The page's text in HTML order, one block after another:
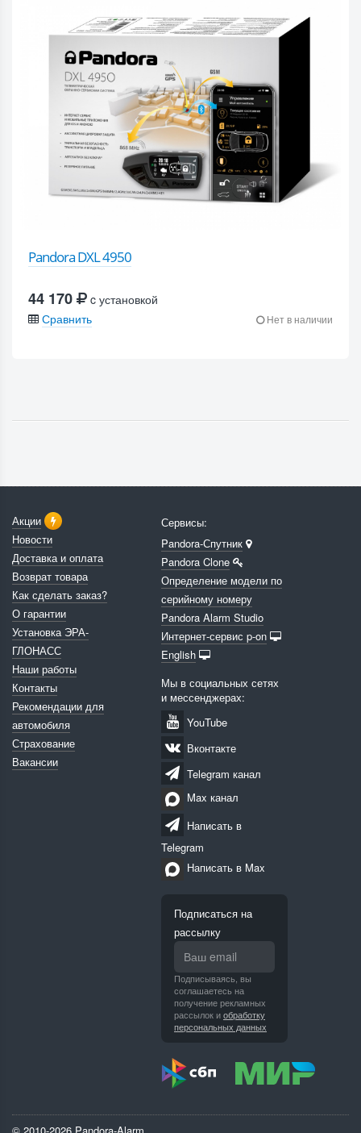
Pandora DXL 4950
44 170
c установкой
Сравнить
Нет в наличии
Акции
Новости
Доставка и оплата
Возврат товара
Как сделать заказ?
О гарантии
Установка ЭРА-
ГЛОНАСС
Наши работы
Контакты
Рекомендации для
автомобиля
Страхование
Вакансии
Сервисы:
Pandora-Спутник
Pandora Clone
Определение модели по
серийному номеру
Pandora Alarm Studio
Интернет-сервис p-on
English
Мы в социальных сетях
и мессенджерах:
YouTube
Вконтакте
Telegram канал
Max канал
Написать в
Telegram
Написать в Max
Подписаться на
рассылку
Подписываясь, вы
соглашаетесь на
получение рекламных
рассылок иобработку
персональных данных